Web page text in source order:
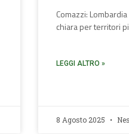
Comazzi:
chiara per territori
LEGGI ALTRO »
8 Agosto 2025